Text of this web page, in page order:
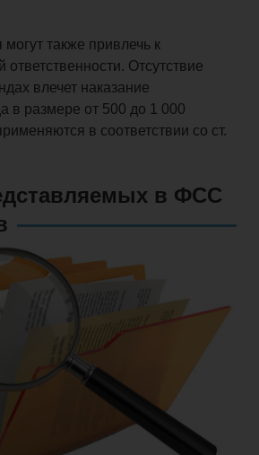
также привлечь к
ответственности. Отсутствие
влечет наказание
в размере от 500 до 1 000
в соответствии со ст.
в ФСС